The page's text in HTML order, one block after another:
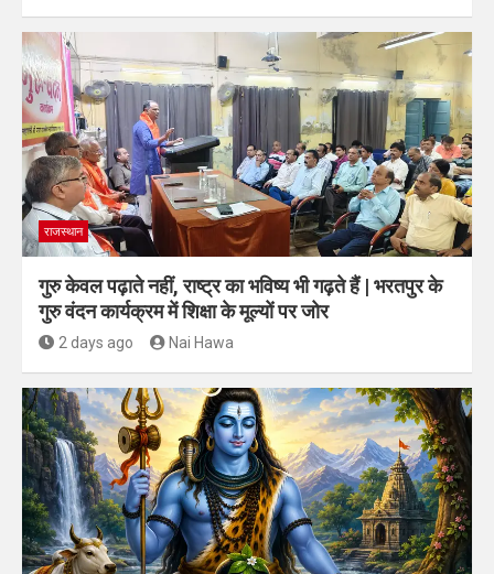
राजस्थान
गुरु केवल पढ़ाते नहीं, राष्ट्र का भविष्य भी गढ़ते हैं | भरतपुर के
गुरु वंदन कार्यक्रम में शिक्षा के मूल्यों पर जोर
2 days ago Nai Hawa